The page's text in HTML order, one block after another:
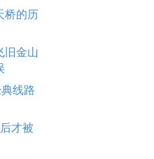
桥的历
旧金山
线路
才被